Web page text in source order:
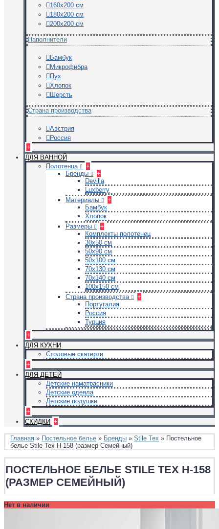
160х200 см
180х200 см
200х200 см
Наполнители
Бамбук
Микрофибра
Пух
Хлопок
Шерсть
Страна производства
Австрия
Россия
+
ДЛЯ ВАННОЙ
Полотенца
+
Бренды
+
Devilla
Luxberry
Материалы
+
Бамбук
Хлопок
Размеры
+
Комплекты полотенец
30х50 см
50х90 см
50х100 см
70х130 см
70х140 см
100х150 см
Страна производства
+
Португалия
Россия
Турция
+
ДЛЯ КУХНИ
Столовые скатерти
+
ДЛЯ ДЕТЕЙ
Детские наматрасники
Детские одеяла
Детские подушки
+
СКИДКИ +
Главная » Постельное белье » Бренды » Stile Tex » Постельное
белье Stile Tex H-158 (размер Семейный)
ПОСТЕЛЬНОЕ БЕЛЬЕ STILE TEX H-158
(РАЗМЕР СЕМЕЙНЫЙ)
Нет в наличии